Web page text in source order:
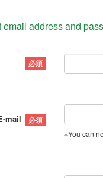
address and
mail
※You can